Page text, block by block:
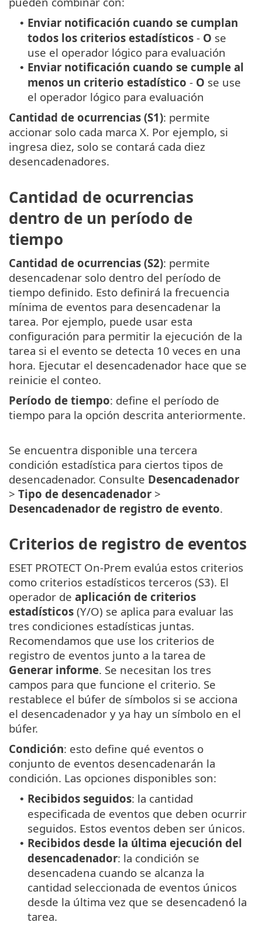
• Enviar notificación cuando se cumplan
todos los criterios estadísticos - O se
use el operador lógico para evaluación
• Enviar notificación cuando se cumple al
menos un criterio estadístico - O se use
el operador lógico para evaluación
Cantidad de ocurrencias (S1): permite
accionar solo cada marca X. Por ejemplo, si
ingresa diez, solo se contará cada diez
desencadenadores.
Cantidad de ocurrencias
dentro de un período de
tiempo
Cantidad de ocurrencias (S2): permite
desencadenar solo dentro del período de
tiempo definido. Esto definirá la frecuencia
mínima de eventos para desencadenar la
tarea. Por ejemplo, puede usar esta
configuración para permitir la ejecución de la
tarea si el evento se detecta 10 veces en una
hora. Ejecutar el desencadenador hace que se
reinicie el conteo.
Período de tiempo: define el período de
tiempo para la opción descrita anteriormente.
Se encuentra disponible una tercera
condición estadística para ciertos tipos de
desencadenador. Consulte Desencadenador
> Tipo de desencadenador >
Desencadenador de registro de evento.
Criterios de registro de eventos
ESET PROTECT On-Prem evalúa estos criterios
como criterios estadísticos terceros (S3). El
operador de aplicación de criterios
estadísticos (Y/O) se aplica para evaluar las
tres condiciones estadísticas juntas.
Recomendamos que use los criterios de
registro de eventos junto a la tarea de
Generar informe. Se necesitan los tres
campos para que funcione el criterio. Se
restablece el búfer de símbolos si se acciona
el desencadenador y ya hay un símbolo en el
búfer.
Condición: esto define qué eventos o
conjunto de eventos desencadenarán la
condición. Las opciones disponibles son:
• Recibidos seguidos: la cantidad
especificada de eventos que deben ocurrir
seguidos. Estos eventos deben ser únicos.
• Recibidos desde la última ejecución del
desencadenador: la condición se
desencadena cuando se alcanza la
cantidad seleccionada de eventos únicos
desde la última vez que se desencadenó la
tarea.